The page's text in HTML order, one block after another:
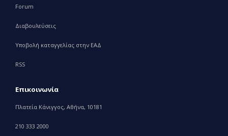
Forum
Διαβουλεύσεις
Υποβολή καταγγελίας στην ΕΑΔ
RSS
Επικοινωνία
Πλατεία Κάνιγγος, Αθήνα, 10181
210 333 2000